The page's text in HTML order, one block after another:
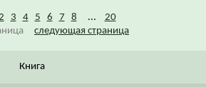
3 4 5 6 7 8 ... 20
следующая страница
Книга